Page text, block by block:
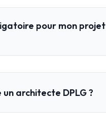
pour mon projet
architecte DPLG ?